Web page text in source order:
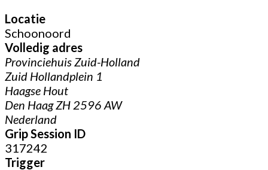
Locatie
Schoonoord
Volledig adres
Provinciehuis Zuid-Holland
Zuid Hollandplein 1
Haagse Hout
Den Haag ZH 2596 AW
Nederland
Grip Session ID
317242
Trigger